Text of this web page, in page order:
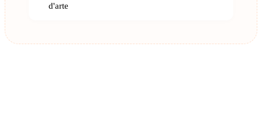
d'arte